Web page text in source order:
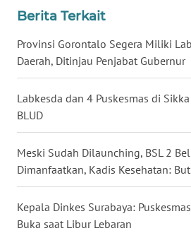
Berita Terkait
Provinsi Gorontalo Segera Miliki
Daerah, Ditinjau Penjabat Gubernur
Labkesda dan 4 Puskesmas di
BLUD
Meski Sudah Dilaunching, BSL 2
Dimanfaatkan, Kadis Kesehatan:
Kepala Dinkes Surabaya:
Buka saat Libur Lebaran
WN
WN
LABUHANBATU
WN
TAPANULI
TENGAH